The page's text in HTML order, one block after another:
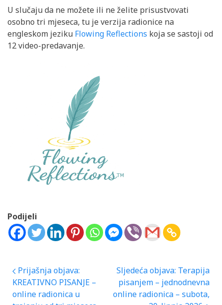
U slučaju da ne možete ili ne želite prisustvovati
osobno tri mjeseca, tu je verzija radionice na
engleskom jeziku Flowing Reflections koja se sastoji od
12 video-predavanje.
Podijeli
Navigacija
objava
Prijašnja objava:
KREATIVNO PISANJE –
online radionica u
Sljedeća objava: Terapija
pisanjem – jednodnevna
online radionica – subota,